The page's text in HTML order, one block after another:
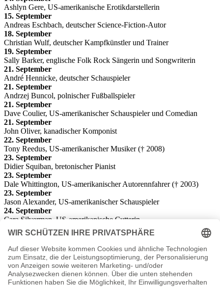
Ashlyn Gere, US-amerikanische Erotikdarstellerin
15. September
Andreas Eschbach, deutscher Science-Fiction-Autor
18. September
Christian Wulf, deutscher Kampfkünstler und Trainer
19. September
Sally Barker, englische Folk Rock Sängerin und Songwriterin
21. September
André Hennicke, deutscher Schauspieler
21. September
Andrzej Buncol, polnischer Fußballspieler
21. September
Dave Coulier, US-amerikanischer Schauspieler und Comedian
21. September
John Oliver, kanadischer Komponist
22. September
Tony Reedus, US-amerikanischer Musiker († 2008)
23. September
Didier Squiban, bretonischer Pianist
23. September
Dale Whittington, US-amerikanischer Autorennfahrer († 2003)
23. September
Jason Alexander, US-amerikanischer Schauspieler
24. September
Cara Silverman, US-amerikanische Cutterin
28. September
Peter Pacult, österreichischer Fußballspieler und -trainer
29. September
Carlos Cardús, spanischer Motorradrennfahrer
29. September
Jon Fosse, Schriftsteller
29. September